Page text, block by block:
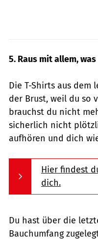
5. Raus mit allem,
Die T-Shirts aus dem
der Brust, weil du so
brauchst du nicht
sicherlich nicht
aufhören und dich
Hier findest
dich.
Du hast über die
Bauchumfang